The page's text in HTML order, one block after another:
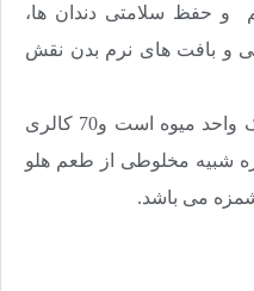
و حفظ سلامتی دندان ها،
و بافت های نرم بدن نقش
نصف میوه انبه متوسط معادل یک واحد میوه است و70 کالری
شبیه مخلوطی از طعم هلو
می باشد.